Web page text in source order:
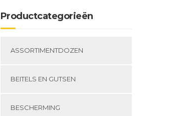
Productcategorieën
ASSORTIMENTDOZEN
BEITELS EN GUTSEN
BESCHERMING